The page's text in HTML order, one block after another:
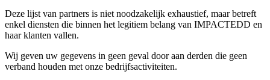
Deze lijst van partners is niet noodzakelijk exhaustief, maar betreft
enkel diensten die binnen het legitiem belang van IMPACTEDD en
haar klanten vallen.
Wij geven uw gegevens in geen geval door aan derden die geen
verband houden met onze bedrijfsactiviteiten.